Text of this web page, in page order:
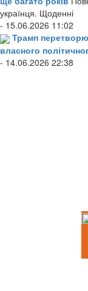
українця. Щоденні
- 15.06.2026 11:02
Трамп
власного
- 14.06.2026 22:38